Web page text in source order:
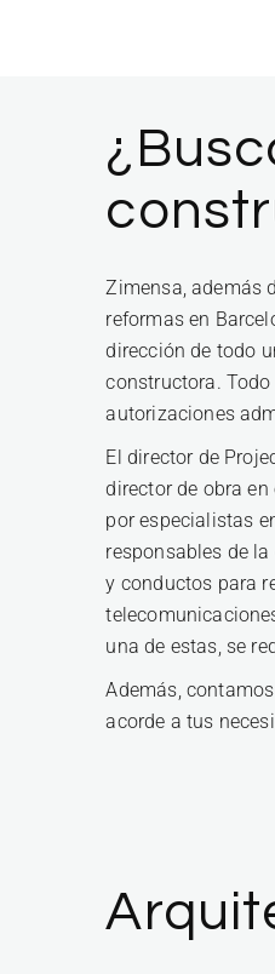
Zimensa, además
reformas en
dirección de todo
constructora.
autorizaciones
El director de
director de obra
por especialistas
responsables de
y conductos para
una de estas, se
Además,
acorde a tus